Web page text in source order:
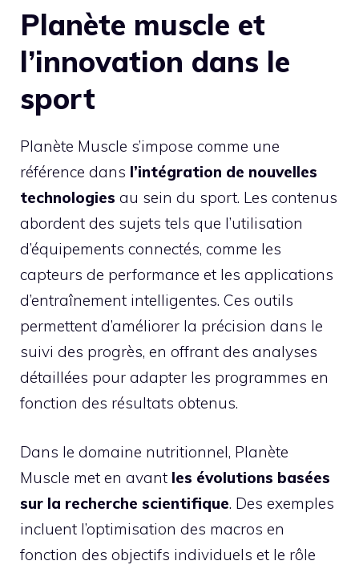
Planète muscle et
l’innovation dans le
sport
Planète Muscle s’impose comme une
référence dans l’intégration de nouvelles
technologies au sein du sport. Les contenus
abordent des sujets tels que l’utilisation
d’équipements connectés, comme les
capteurs de performance et les applications
d’entraînement intelligentes. Ces outils
permettent d’améliorer la précision dans le
suivi des progrès, en offrant des analyses
détaillées pour adapter les programmes en
fonction des résultats obtenus.
Dans le domaine nutritionnel, Planète
Muscle met en avant les évolutions basées
sur la recherche scientifique. Des exemples
incluent l’optimisation des macros en
fonction des objectifs individuels et le rôle